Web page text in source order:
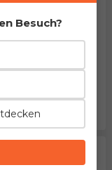
Leistung
22%
höher
größer
38%
höher
Besuch?